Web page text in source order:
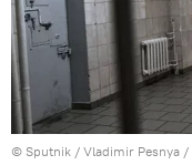
© Sputnik / Vladimir Pesnya /